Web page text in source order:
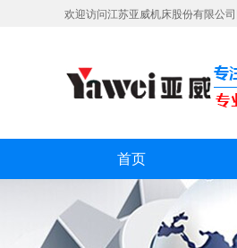
欢迎访问江苏亚威机床股份有限公司
首页